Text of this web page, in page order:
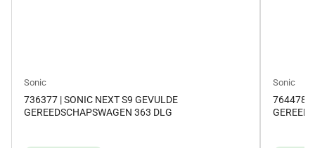
Sonic
736377 | SONIC NEXT S9 GEVULDE
GEREEDSCHAPSWAGEN 363 DLG
Sonic
764478 |